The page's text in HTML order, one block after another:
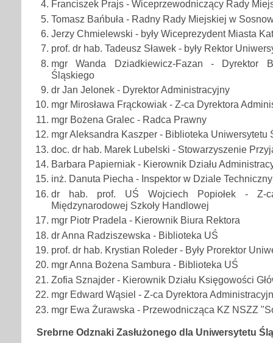
Franciszek Prajs - Wiceprzewodniczący Rady
Tomasz Bańbuła - Radny Rady Miejskiej w
Jerzy Chmielewski - były Wiceprezydent Miasta
prof. dr hab. Tadeusz Sławek - były Rektor
mgr Wanda Dziadkiewicz-Fazan - Dyrektor
Śląskiego
dr Jan Jelonek - Dyrektor Administracyjny
mgr Mirosława Frąckowiak - Z-ca Dyrektora
mgr Bożena Gralec - Radca Prawny
mgr Aleksandra Kaszper - Biblioteka Uniwersytetu
doc. dr hab. Marek Lubelski - Stowarzyszenie
Barbara Papierniak - Kierownik Działu
inż. Danuta Piecha - Inspektor w Dziale
dr hab. prof. UŚ Wojciech Popiołek - Z-
Międzynarodowej Szkoły Handlowej
mgr Piotr Pradela - Kierownik Biura Rektora
dr Anna Radziszewska - Biblioteka UŚ
prof. dr hab. Krystian Roleder - Były Prorektor
mgr Anna Bożena Sambura - Biblioteka UŚ
Zofia Sznajder - Kierownik Działu Księgowości
mgr Edward Wąsiel - Z-ca Dyrektora
mgr Ewa Żurawska - Przewodnicząca KZ NSZZ
Srebrne Odznaki Zasłużonego dla Uniwersytetu